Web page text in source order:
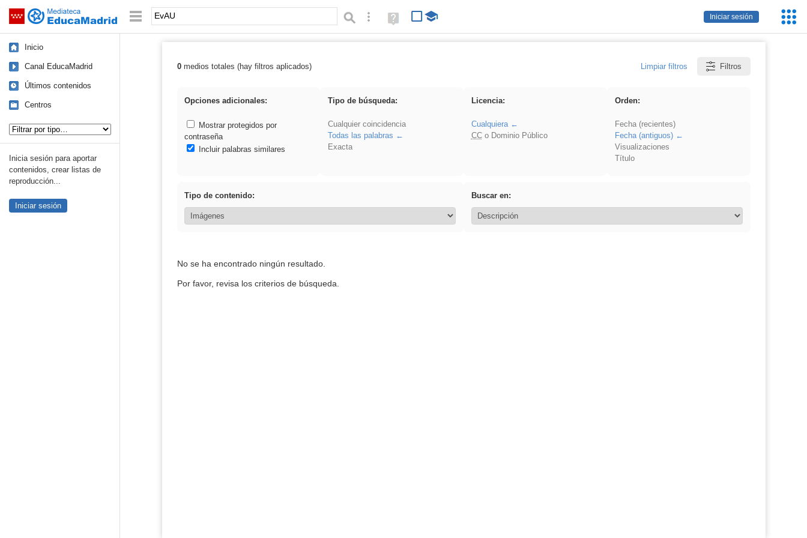
Saltar navegación
Iniciar sesión
Palabra o frase: Búsqueda avanzada
Ayuda
(en
Inicio
Canal EducaMadrid
Últimos contenidos
Centros
Inicia sesión para aportar
contenidos, crear listas de
reproducción...
Iniciar sesión
Resultados de: EvAU
0medios totales (hay filtros aplicados) Limpiar filtros Filtros
Opciones adicionales:
Mostrar protegidos por
contraseña
Incluir palabras similares
Tipo de búsqueda:
Cualquier coincidencia
Todas las palabras
Exacta
Licencia:
Cualquiera
CCo Dominio Público
Orden:
Fecha (recientes)
Fecha (antiguos)
Visualizaciones
Título
Tipo de contenido: Buscar en:
No se ha encontrado ningún resultado.
Por favor, revisa los criterios de búsqueda.